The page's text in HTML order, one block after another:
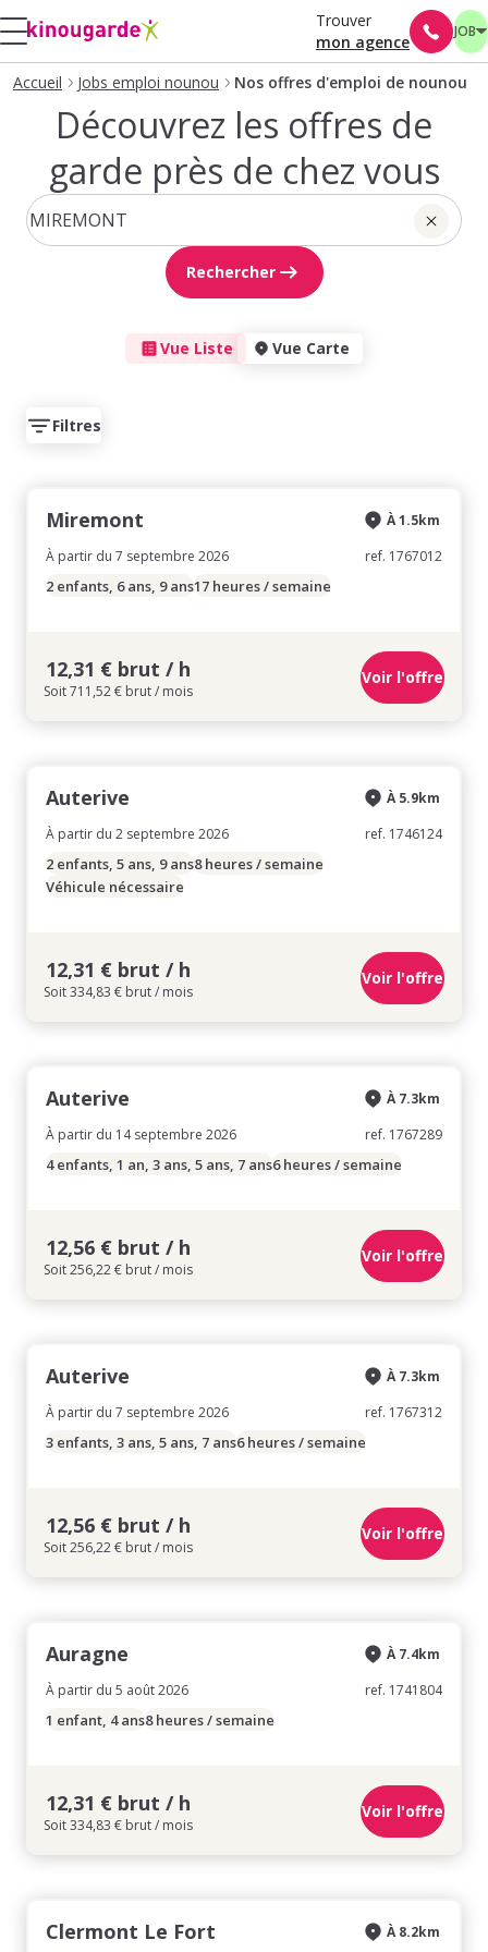
Trouver
mon agence
JOB
Accueil Jobs emploi nounou Nos offres d'emploi de nounou
Découvrez les offres de
garde près de chez vous
Rechercher
Vue Liste Vue Carte
Filtres
Miremont
À partir du 7 septembre 2026
À 1.5km
ref. 1767012
2 enfants, 6 ans, 9 ans17 heures / semaine
12,31 € brut / h
Soit 711,52 € brut / mois
Voir l'offre
Auterive
À partir du 2 septembre 2026
À 5.9km
ref. 1746124
2 enfants, 5 ans, 9 ans8 heures / semaine
Véhicule nécessaire
12,31 € brut / h
Soit 334,83 € brut / mois
Voir l'offre
Auterive
À partir du 14 septembre 2026
À 7.3km
ref. 1767289
4 enfants, 1 an, 3 ans, 5 ans, 7 ans6 heures / semaine
12,56 € brut / h
Soit 256,22 € brut / mois
Voir l'offre
Auterive
À partir du 7 septembre 2026
À 7.3km
ref. 1767312
3 enfants, 3 ans, 5 ans, 7 ans6 heures / semaine
12,56 € brut / h
Soit 256,22 € brut / mois
Voir l'offre
Auragne
À partir du 5 août 2026
À 7.4km
ref. 1741804
1 enfant, 4 ans8 heures / semaine
12,31 € brut / h
Soit 334,83 € brut / mois
Voir l'offre
Clermont Le Fort À 8.2km